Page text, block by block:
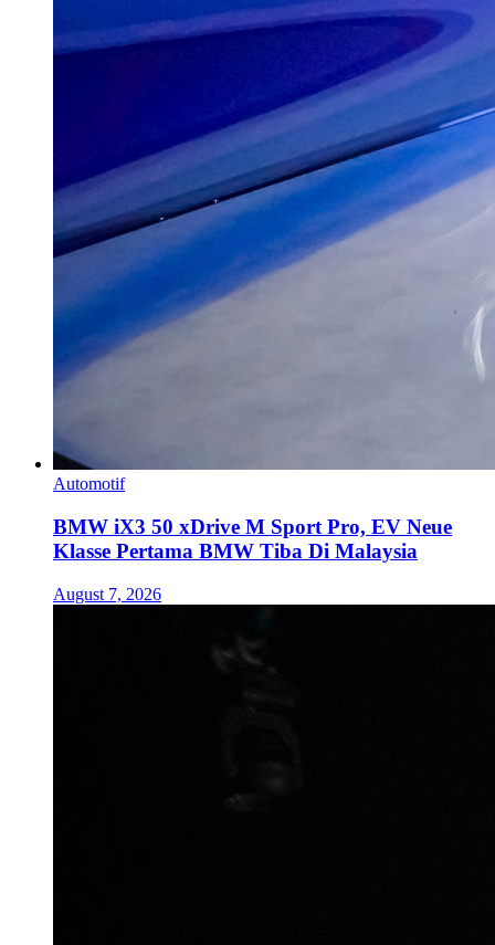
Automotif
BMW iX3 50 xDrive M Sport Pro, EV Neue
Klasse Pertama BMW Tiba Di Malaysia
August 7, 2026